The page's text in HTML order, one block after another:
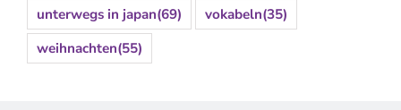
unterwegs in japan(69) vokabeln(35)
weihnachten(55)